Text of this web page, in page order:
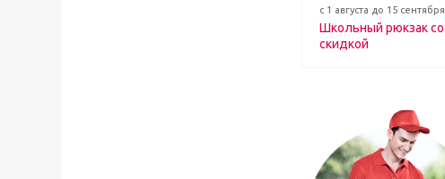
с 1 августа до 15 сентября
Школьный рюкзак со
скидкой